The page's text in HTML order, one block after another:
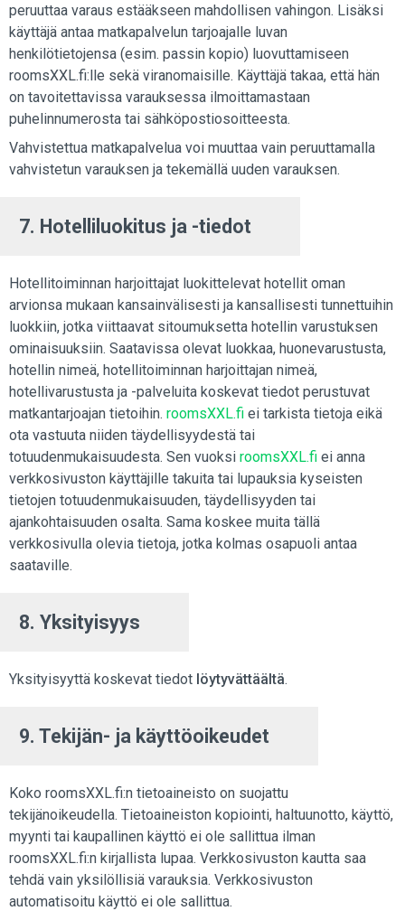
peruuttaa varaus estääkseen mahdollisen vahingon. Lisäksi
käyttäjä antaa matkapalvelun tarjoajalle luvan
henkilötietojensa (esim. passin kopio) luovuttamiseen
roomsXXL.fi:lle sekä viranomaisille. Käyttäjä takaa, että hän
on tavoitettavissa varauksessa ilmoittamastaan
puhelinnumerosta tai sähköpostiosoitteesta.
Vahvistettua matkapalvelua voi muuttaa vain peruuttamalla
vahvistetun varauksen ja tekemällä uuden varauksen.
7. Hotelliluokitus ja -tiedot
Hotellitoiminnan harjoittajat luokittelevat hotellit oman
arvionsa mukaan kansainvälisesti ja kansallisesti tunnettuihin
luokkiin, jotka viittaavat sitoumuksetta hotellin varustuksen
ominaisuuksiin. Saatavissa olevat luokkaa, huonevarustusta,
hotellin nimeä, hotellitoiminnan harjoittajan nimeä,
hotellivarustusta ja -palveluita koskevat tiedot perustuvat
matkantarjoajan tietoihin. roomsXXL.fi ei tarkista tietoja eikä
ota vastuuta niiden täydellisyydestä tai
totuudenmukaisuudesta. Sen vuoksi roomsXXL.fi ei anna
verkkosivuston käyttäjille takuita tai lupauksia kyseisten
tietojen totuudenmukaisuuden, täydellisyyden tai
ajankohtaisuuden osalta. Sama koskee muita tällä
verkkosivulla olevia tietoja, jotka kolmas osapuoli antaa
saataville.
8. Yksityisyys
Yksityisyyttä koskevat tiedot löytyvättäältä.
9. Tekijän- ja käyttöoikeudet
Koko roomsXXL.fi:n tietoaineisto on suojattu
tekijänoikeudella. Tietoaineiston kopiointi, haltuunotto, käyttö,
myynti tai kaupallinen käyttö ei ole sallittua ilman
roomsXXL.fi:n kirjallista lupaa. Verkkosivuston kautta saa
tehdä vain yksilöllisiä varauksia. Verkkosivuston
automatisoitu käyttö ei ole sallittua.